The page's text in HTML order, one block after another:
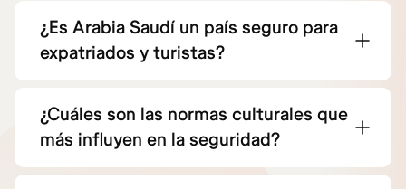
¿Es Arabia Saudí un país seguro para
expatriados y turistas?
¿Cuáles son las normas culturales que
más influyen en la seguridad?